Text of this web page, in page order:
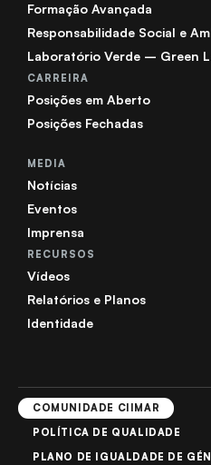
Formação Avançada
Responsabilidade Social e
Laboratório Verde – Green
CARREIRA
Posições em Aberto
Posições Fechadas
MEDIA
Notícias
Eventos
Imprensa
RECURSOS
Vídeos
Relatórios e Planos
Identidade
COMUNIDADE CIIMAR
POLÍTICA DE QUALIDADE
PLANO DE IGUALDADE DE